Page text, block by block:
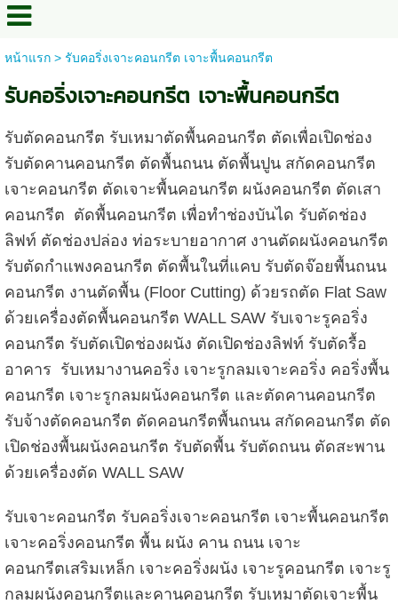
หน้าแรก> รับคอริ่งเจาะคอนกรีต เจาะพื้นคอนกรีต
รับคอริ่งเจาะคอนกรีต เจาะพื้นคอนกรีต
รับตัดคอนกรีต รับเหมาตัดพื้นคอนกรีต ตัดเพื่อเปิดช่อง
รับตัดคานคอนกรีต ตัดพื้นถนน ตัดพื้นปูน สกัดคอนกรีต
เจาะคอนกรีต ตัดเจาะพื้นคอนกรีต ผนังคอนกรีต ตัดเสา
คอนกรีต ตัดพื้นคอนกรีต เพื่อทำช่องบันได รับตัดช่อง
ลิฟท์ ตัดช่องปล่อง ท่อระบายอากาศ งานตัดผนังคอนกรีต
รับตัดกำแพงคอนกรีต ตัดพื้นในที่แคบ รับตัดจ๊อยพื้นถนน
คอนกรีต งานตัดพื้น (Floor Cutting) ด้วยรถตัด Flat Saw
ด้วยเครื่องตัดพื้นคอนกรีต WALL SAW รับเจาะรูคอริ่ง
คอนกรีต รับตัดเปิดช่องผนัง ตัดเปิดช่องลิฟท์ รับตัดรื้อ
อาคาร รับเหมางานคอริ่ง เจาะรูกลมเจาะคอริ่ง คอริ่งพื้น
คอนกรีต เจาะรูกลมผนังคอนกรีต และตัดคานคอนกรีต
รับจ้างตัดคอนกรีต ตัดคอนกรีตพื้นถนน สกัดคอนกรีต ตัด
เปิดช่องพื้นผนังคอนกรีต รับตัดพื้น รับตัดถนน ตัดสะพาน
ด้วยเครื่องตัด WALL SAW
รับเจาะคอนกรีต รับคอริ่งเจาะคอนกรีต เจาะพื้นคอนกรีต
เจาะคอริ่งคอนกรีต พื้น ผนัง คาน ถนน เจาะ
คอนกรีตเสริมเหล็ก เจาะคอริ่งผนัง เจาะรูคอนกรีต เจาะรู
กลมผนังคอนกรีตและคานคอนกรีต รับเหมาตัดเจาะพื้น